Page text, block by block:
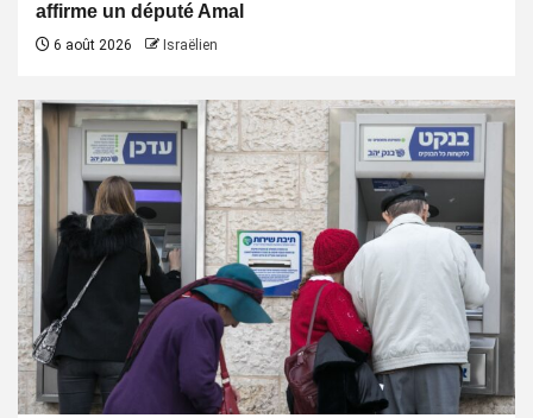
affirme un député Amal
6 août 2026 Israëlien